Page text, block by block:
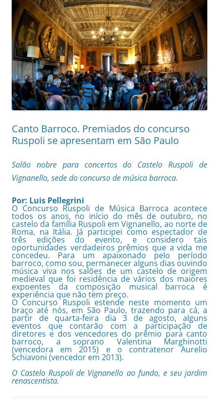
Canto Barroco. Premiados do concurso
Ruspoli se apresentam em São Paulo
Salão nobre para concertos do Castelo Ruspoli de
Vignanello, sede do concurso de música barroca.
Por: Luis Pellegrini
O Concurso Ruspoli de Música Barroca acontece
todos os anos, no início do mês de outubro, no
castelo da família Ruspoli em Vignanello, ao norte de
Roma, na Itália. Já participei como espectador de
três edições do evento, e considero tais
oportunidades verdadeiros prêmios que a vida me
concedeu. Para um apaixonado pelo período
barroco, como sou, permanecer alguns dias ouvindo
música viva nos salões de um castelo de origem
medieval que foi residência de vários dos maiores
expoentes da composição musical barroca é
experiência que não tem preço.
O Concurso Ruspoli estende neste momento um
braço até nós, em São Paulo, trazendo para cá, a
partir de quarta-feira dia 3 de agosto, alguns
eventos que contarão com a participação de
diretores e dos vencedores do prêmio para canto
barroco, a soprano Valentina Marghinotti
(vencedora em 2015) e o contratenor Aurelio
Schiavoni (vencedor em 2013).
O Castelo Ruspoli de Vignanello ao fundo, e seu jardim
renascentista.